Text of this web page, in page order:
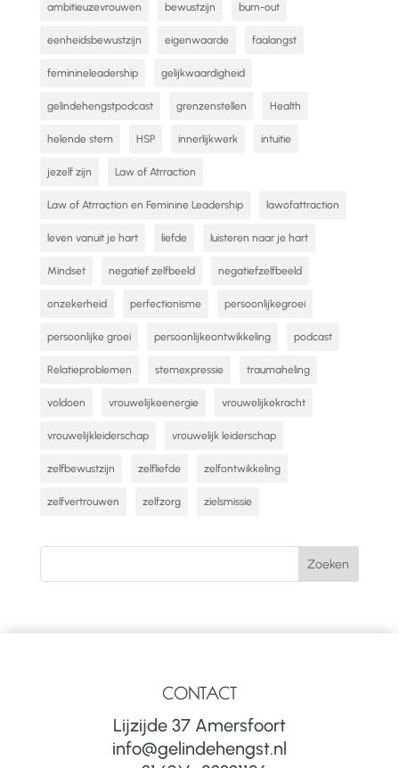
ambitieuzevrouwen bewustzijn burn-out
eenheidsbewustzijn eigenwaarde faalangst
feminineleadership gelijkwaardigheid
gelindehengstpodcast grenzenstellen Health
helende stem HSP innerlijkwerk intuitie
jezelf zijn Law of Atrraction
Law of Atrraction en Feminine Leadership lawofattraction
leven vanuit je hart liefde luisteren naar je hart
Mindset negatief zelfbeeld negatiefzelfbeeld
onzekerheid perfectionisme persoonlijkegroei
persoonlijke groei persoonlijkeontwikkeling podcast
Relatieproblemen stemexpressie traumaheling
voldoen vrouwelijkeenergie vrouwelijkekracht
vrouwelijkleiderschap vrouwelijk leiderschap
zelfbewustzijn zelfliefde zelfontwikkeling
zelfvertrouwen zelfzorg zielsmissie
CONTACT
Lijzijde 37 Amersfoort
info@gelindehengst.nl